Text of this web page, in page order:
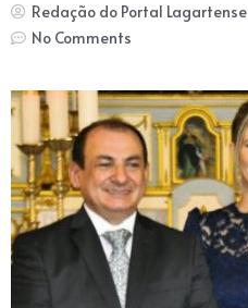
Redação do Portal Lagartense
No Comments